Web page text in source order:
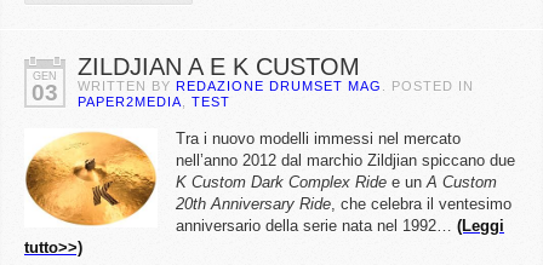
GEN
03
ZILDJIAN A E K CUSTOM
WRITTEN BY REDAZIONE DRUMSET MAG
. POSTED IN
PAPER2MEDIA
TEST
Tra i nuovo modelli immessi nel mercato
nell’anno 2012 dal marchio Zildjian spiccano due
K Custom Dark Complex Ride e unA Custom
20th Anniversary Ride, che celebra il ventesimo
anniversario della serie nata nel 1992… (Leggi
tutto>>)